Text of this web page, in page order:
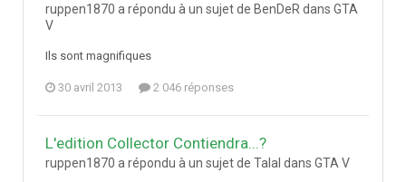
ruppen1870 a répondu à un sujet de BenDeR dans GTA
V
Ils sont magnifiques
30 avril 2013 2 046 réponses
L'edition Collector Contiendra...?
ruppen1870 a répondu à un sujet de Talal dans GTA V